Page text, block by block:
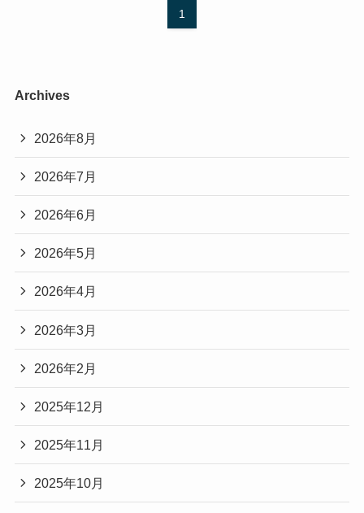
1
Archives
2026年8月
2026年7月
2026年6月
2026年5月
2026年4月
2026年3月
2026年2月
2025年12月
2025年11月
2025年10月